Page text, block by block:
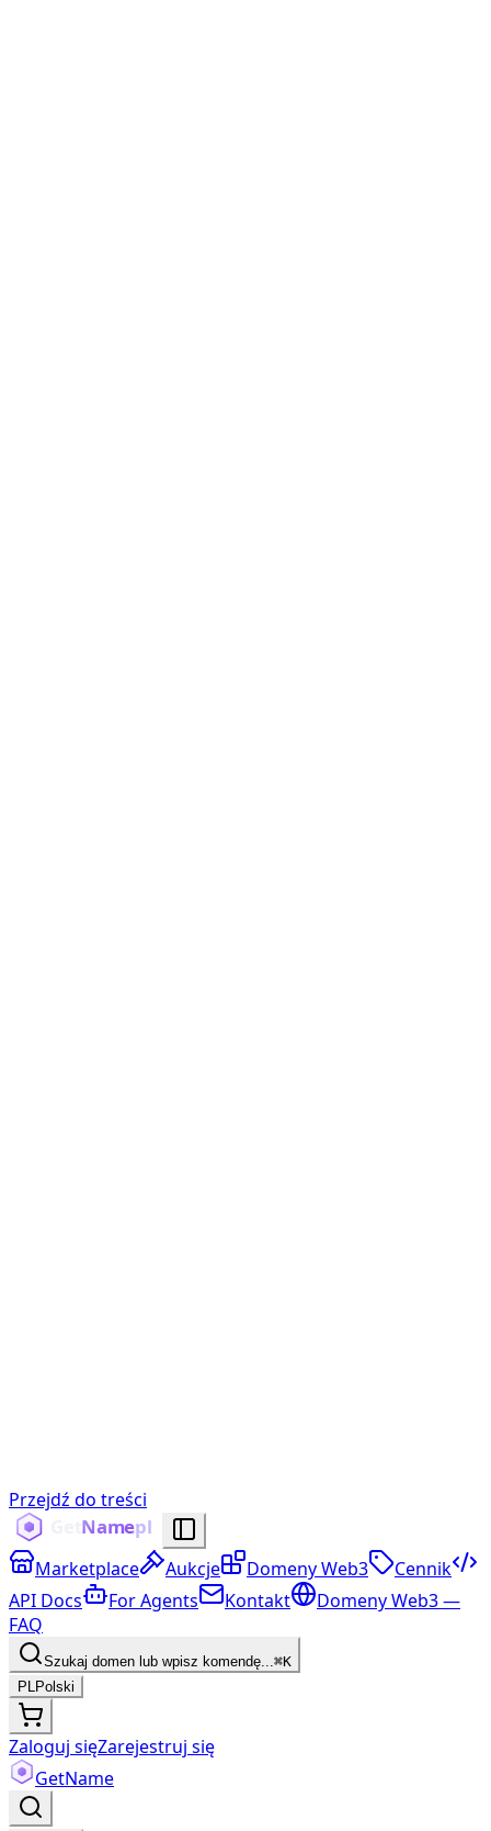
Przejdź do treści
Marketplace Aukcje Domeny Web3
Cennik
API Docs
For Agents Kontakt
Domeny Web3 —
FAQ
Szukaj domen lub wpisz komendę...⌘K
PLPolski
Zaloguj sięZarejestruj się
GetName